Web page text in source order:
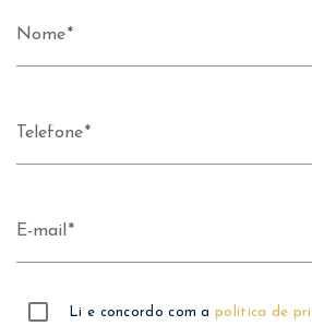
Nome
Telefone
E-mail
Li e concordo com apolítica de